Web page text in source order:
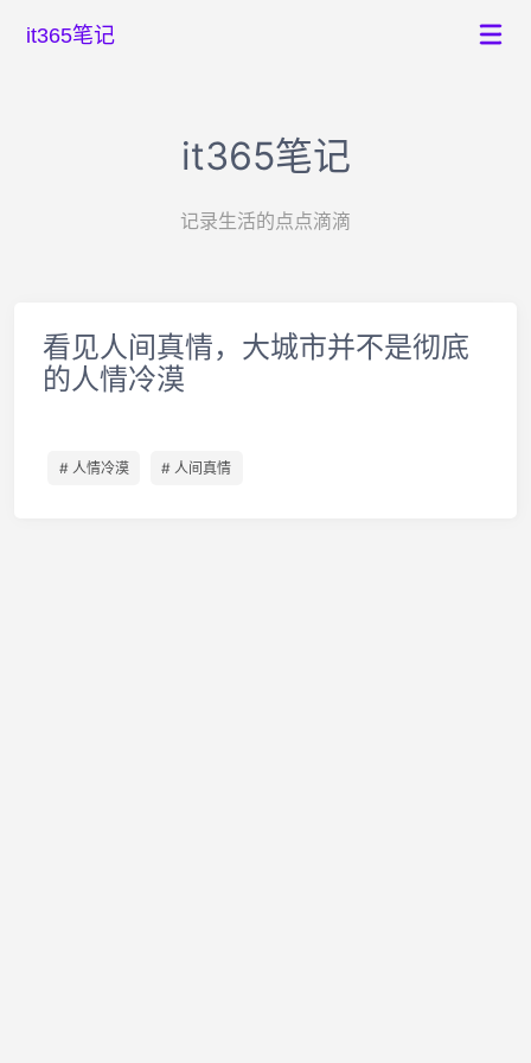
it365笔记
it365笔记
记录生活的点点滴滴
看见人间真情，大城市并不是彻底
的人情冷漠
# 人情冷漠 # 人间真情